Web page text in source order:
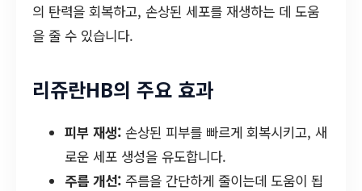
의 탄력을 회복하고, 손상된 세포를 재생하는 데 도움
을 줄 수 있습니다.
리쥬란HB의 주요 효과
피부 재생: 손상된 피부를 빠르게 회복시키고, 새
로운 세포 생성을 유도합니다.
주름 개선: 주름을 간단하게 줄이는데 도움이 됩